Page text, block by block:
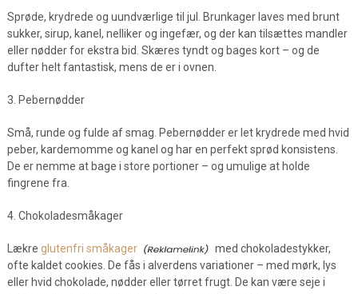
Sprøde, krydrede og uundværlige til jul. Brunkager laves med brunt
sukker, sirup, kanel, nelliker og ingefær, og der kan tilsættes mandler
eller nødder for ekstra bid. Skæres tyndt og bages kort – og de
dufter helt fantastisk, mens de er i ovnen.
3. Pebernødder
Små, runde og fulde af smag. Pebernødder er let krydrede med hvid
peber, kardemomme og kanel og har en perfekt sprød konsistens.
De er nemme at bage i store portioner – og umulige at holde
fingrene fra.
4. Chokoladesmåkager
Lækre glutenfri småkager
med chokoladestykker,
ofte kaldet cookies. De fås i alverdens variationer – med mørk, lys
eller hvid chokolade, nødder eller tørret frugt. De kan være seje i